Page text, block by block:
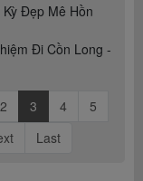
Đẹp Mê Hồn
Đi Cồn Long -
2 3 4
5
Last